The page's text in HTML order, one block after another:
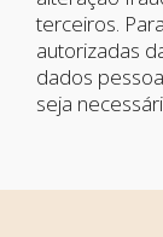
terceiros.
autorizadas
dados
seja